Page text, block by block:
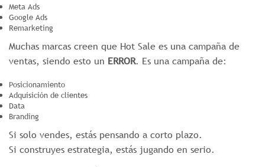
Meta Ads
Google Ads
Remarketing
Muchas marcas creen que Hot Sale es una campaña de
ventas, siendo esto un ERROR. Es una campaña de:
Posicionamiento
Adquisición de clientes
Data
Branding
Si solo vendes, estás pensando a corto plazo.
Si construyes estrategia, estás jugando en serio.